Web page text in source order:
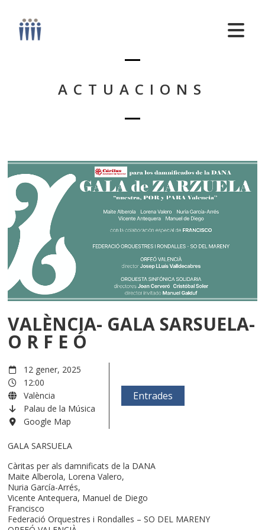
ACTUACIONS
VALÈNCIA- GALA SARSUELA-
O R F E Ó
12 gener, 2025
12:00
València
Palau de la Música
Google Map
Entrades
GALA SARSUELA
Càritas per als damnificats de la DANA
Maite Alberola, Lorena Valero,
Nuria García-Arrés,
Vicente Antequera, Manuel de Diego
Francisco
Federació Orquestres i Rondalles – SO DEL MARENY